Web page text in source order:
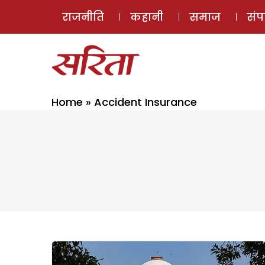
राजनीति कहानी समाज
Home » Accident Insurance